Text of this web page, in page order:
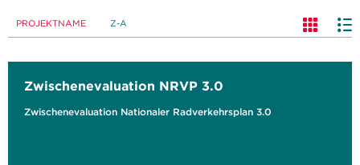
PROJEKTNAME Z-A
Zwischenevaluation NRVP 3.0
Zwischenevaluation Nationaler Radverkehrsplan 3.0